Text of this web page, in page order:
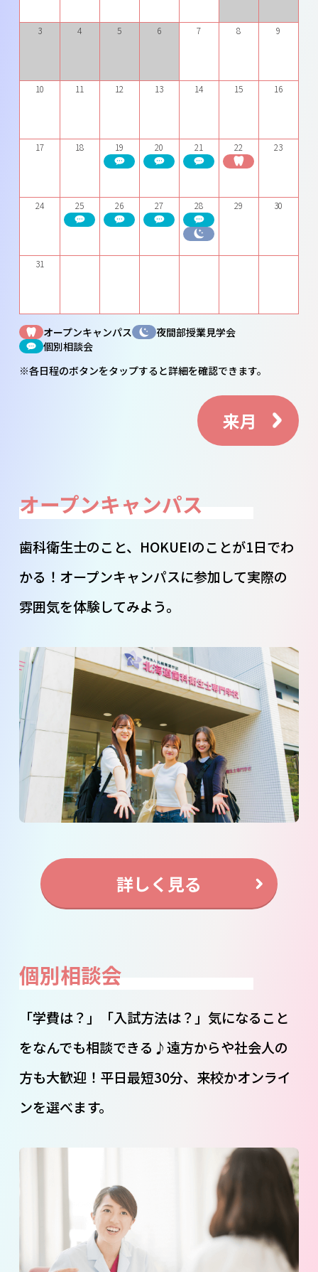
来月
3 4 5 6 7 8 9
10 11 12 13 14 15 16
17 18 19 20 21 22 23
24 25 26 27 28 29 30
31
オープンキャンパス
夜間部授業見学会
個別相談会
※各日程のボタンをタップすると詳細を確認できます。
オープンキャンパス
歯科衛生士のこと、HOKUEIのことが1日でわ
かる！オープンキャンパスに参加して実際の
雰囲気を体験してみよう。
詳しく見る
個別相談会
「学費は？」「入試方法は？」気になること
をなんでも相談できる♪遠方からや社会人の
方も大歓迎！平日最短30分、来校かオンライ
ンを選べます。